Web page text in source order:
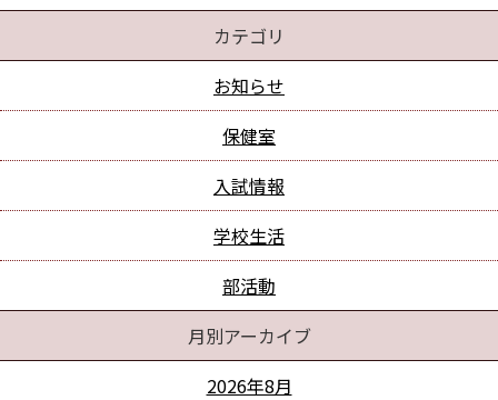
カテゴリ
お知らせ
保健室
入試情報
学校生活
部活動
月別アーカイブ
2026年8月